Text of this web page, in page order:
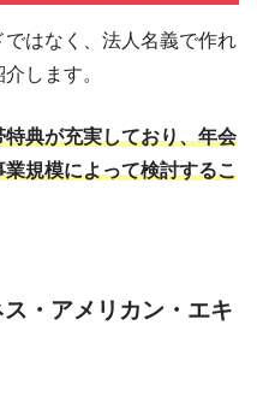
はなく、法人名義で作れ
します。
典が充実しており、年会
規模によって検討するこ
・アメリカン・エキ